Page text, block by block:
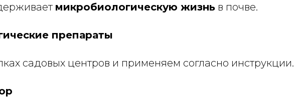
микробиологическую жизнь в почве.
препараты
садовых центров и применяем согласно инструкции.